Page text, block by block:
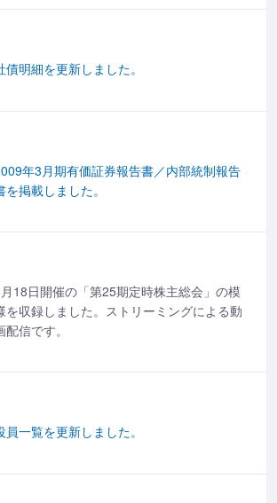
債明細を更新しました。
年3月期有価証券報告書／内部統制報告
を掲載しました。
18日開催の「第25期定時株主総会」の模
を収録しました。ストリーミングによる動
配信です。
員一覧を更新しました。